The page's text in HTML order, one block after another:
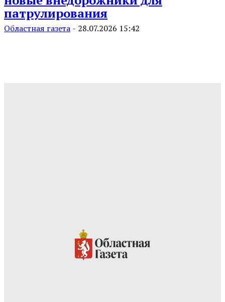
патрулирования
Областная газета - 28.07.2026 15:42